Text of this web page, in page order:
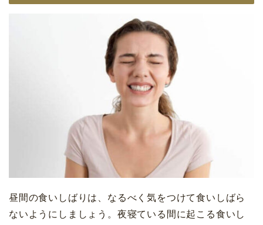
昼間の食いしばりは、なるべく気をつけて食いしばら
ないようにしましょう。夜寝ている間に起こる食いし